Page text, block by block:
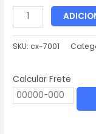
SKU:cx-7001
Calcular Frete